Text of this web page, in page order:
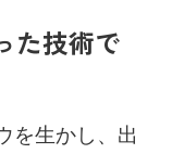
た技術で
を生かし、出